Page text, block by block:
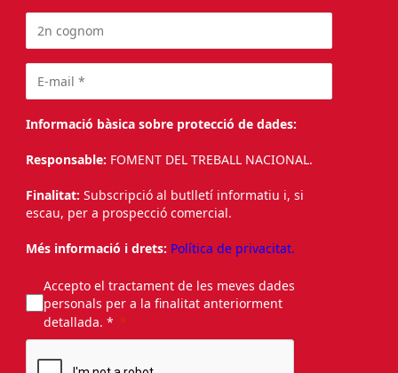
Informació bàsica sobre protecció de dades:
Responsable: FOMENT DEL TREBALL NACIONAL.
Finalitat: Subscripció al butlletí informatiu i, si
escau, per a prospecció comercial.
Més informació i drets: Política de privacitat.
Accepto el tractament de les meves dades
personals per a la finalitat anteriorment
detallada. *